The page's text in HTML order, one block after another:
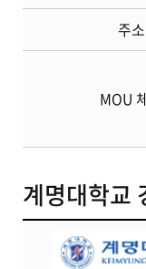
주소
MOU
계명대학교